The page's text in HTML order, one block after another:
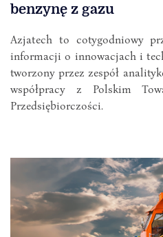
benzynę z gazu
Azjatech to cotygodniowy
informacji o innowacjach i
tworzony przez zespół
współpracy z Polskim
Przedsiębiorczości.